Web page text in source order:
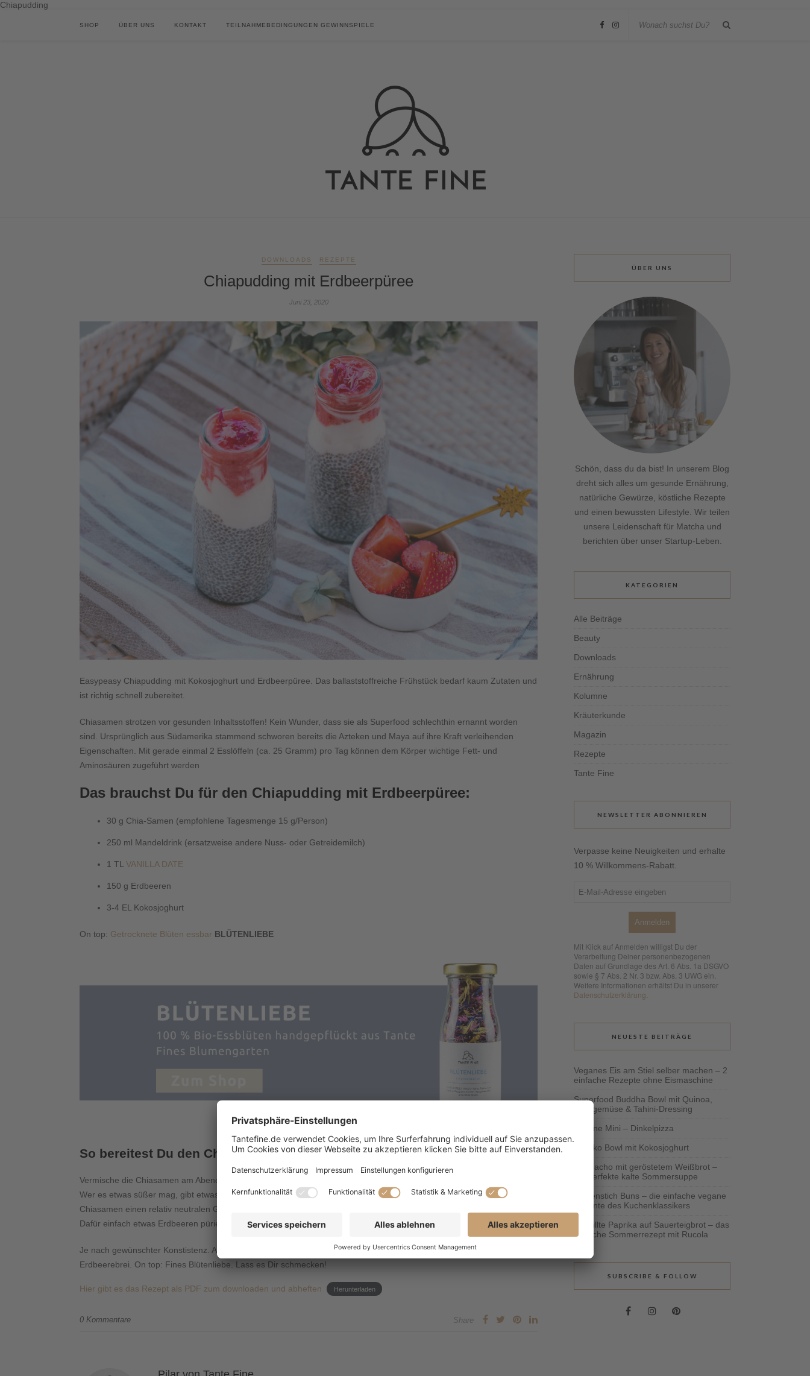
Chiapudding
SHOP ÜBER UNS KONTAKT TEILNAHMEBEDINGUNGEN GEWINNSPIELE
DOWNLOADS REZEPTE
Chiapudding mit Erdbeerpüree
Juni 23, 2020
Easypeasy Chiapudding mit Kokosjoghurt und Erdbeerpüree. Das ballaststoffreiche Frühstück bedarf kaum Zutaten und
ist richtig schnell zubereitet.
Chiasamen strotzen vor gesunden Inhaltsstoffen! Kein Wunder, dass sie als Superfood schlechthin ernannt worden
sind. Ursprünglich aus Südamerika stammend schworen bereits die Azteken und Maya auf ihre Kraft verleihenden
Eigenschaften. Mit gerade einmal 2 Esslöffeln (ca. 25 Gramm) pro Tag können dem Körper wichtige Fett- und
Aminosäuren zugeführt werden
Das brauchst Du für den Chiapudding mit Erdbeerpüree:
30 g Chia-Samen (empfohlene Tagesmenge 15 g/Person)
250 ml Mandeldrink (ersatzweise andere Nuss- oder Getreidemilch)
1 TL VANILLA DATE
150 g Erdbeeren
3-4 EL Kokosjoghurt
On top: Getrocknete Blüten essbar BLÜTENLIEBE
So bereitest Du den Chiapudding mit Erdbeerpüree zu:
Vermische die Chiasamen am Abend vorher mit der Mandelmilch und stelle den Brei über Nacht in den Kühlschrank.
Wer es etwas süßer mag, gibt etwas VANILLA DATE dazu. Am nächsten Morgen ist der Brei schon so gut wie fertig. Da
Chiasamen einen relativ neutralen Geschmack haben, peppen wir das Powerfrühstück immer mit etwas Obstpüree auf.
Dafür einfach etwas Erdbeeren pürieren und ggf. noch etwas Pflanzendrink hinzugeben –
Je nach gewünschter Konstistenz. Anschließend kommt der Kokosjoghurt auf den Chiabrei, gefolgt von Deinem
Erdbeerebrei. On top: Fines Blütenliebe. Lass es Dir schmecken!
Hier gibt es das Rezept als PDF zum downloaden und abheften Herunterladen
0 Kommentare Share
ÜBER UNS
Schön, dass du da bist! In unserem Blog
dreht sich alles um gesunde Ernährung,
natürliche Gewürze, köstliche Rezepte
und einen bewussten Lifestyle. Wir teilen
unsere Leidenschaft für Matcha und
berichten über unser Startup-Leben.
KATEGORIEN
Alle Beiträge
Beauty
Downloads
Ernährung
Kolumne
Kräuterkunde
Magazin
Rezepte
Tante Fine
NEWSLETTER ABONNIEREN
Verpasse keine Neuigkeiten und erhalte
10 % Willkommens-Rabatt.
Anmelden
Mit Klick auf Anmelden willigst Du der
Verarbeitung Deiner personenbezogenen
Daten auf Grundlage des Art. 6 Abs. 1a DSGVO
sowie § 7 Abs. 2 Nr. 3 bzw. Abs. 3 UWG ein.
Weitere Informationen erhältst Du in unserer
Datenschutzerklärung
NEUESTE BEITRÄGE
Veganes Eis am Stiel selber machen – 2
einfache Rezepte ohne Eismaschine
Superfood Buddha Bowl mit Quinoa,
Ofengemüse & Tahini-Dressing
Vegane Mini – Dinkelpizza
Schoko Bowl mit Kokosjoghurt
Gazpacho mit geröstetem Weißbrot –
die perfekte kalte Sommersuppe
Bienenstich Buns – die einfache vegane
Variante des Kuchenklassikers
Gegrillte Paprika auf Sauerteigbrot – das
einfache Sommerrezept mit Rucola
SUBSCRIBE & FOLLOW